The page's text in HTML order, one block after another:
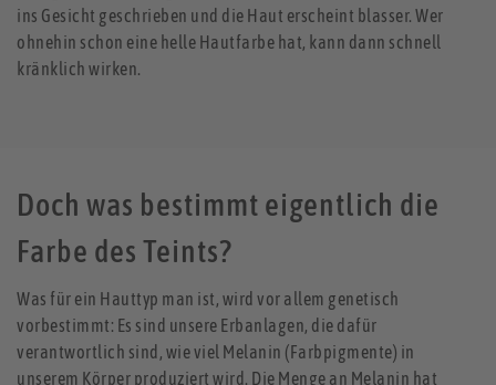
ins Gesicht geschrieben und die Haut erscheint blasser. Wer
ohnehin schon eine helle Hautfarbe hat, kann dann schnell
kränklich wirken.
Doch was bestimmt eigentlich die
Farbe des Teints?
Was für ein Hauttyp man ist, wird vor allem genetisch
vorbestimmt: Es sind unsere Erbanlagen, die dafür
verantwortlich sind, wie viel Melanin (Farbpigmente) in
unserem Körper produziert wird. Die Menge an Melanin hat